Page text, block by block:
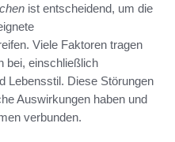
ist entscheidend, um die
Viele Faktoren tragen
bei, einschließlich
Lebensstil. Diese Störungen
Auswirkungen haben und
verbunden.